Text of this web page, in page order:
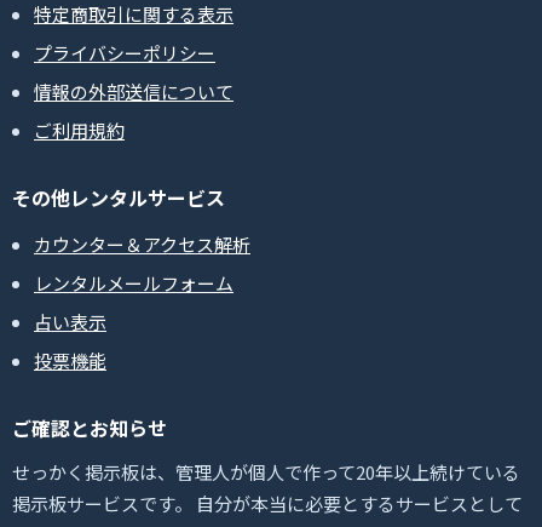
特定商取引に関する表示
プライバシーポリシー
情報の外部送信について
ご利用規約
その他レンタルサービス
カウンター＆アクセス解析
レンタルメールフォーム
占い表示
投票機能
ご確認とお知らせ
せっかく掲示板は、管理人が個人で作って20年以上続けている
掲示板サービスです。 自分が本当に必要とするサービスとして